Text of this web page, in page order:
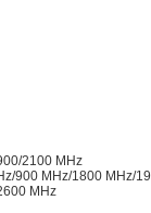
2100 MHz
900 MHz/1800 MHz/
MHz